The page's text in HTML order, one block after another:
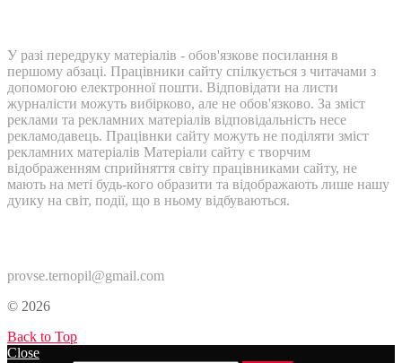
У разі передруку матеріалів - обов'язкове посилання в
першому абзаці. Працівники сайту спілкується з читачами з
допомогою електронної пошти. Відповідати на листи
журналісти можуть вибірково, але не обов'язково. За зміст
реклами та рекламних матеріалів відповідальність несе
рекламодавець. Працівнки сайту можуть не поділяти зміст
рекламних матеріалів Матеріали сайту є творчим
відображенням сприйняття світу працівниками сайту, не
мають на меті будь-кого образити та відображають лише нашу
дуику на світ, події, що в ньому відбуваються.
provse.ternopil@gmail.com
© 2026
Back to Top
Close